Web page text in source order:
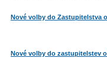
Nové volby do Zastupitelstva
Nové volby do zastupitelstev